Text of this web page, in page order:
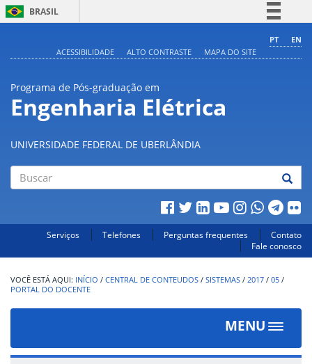
BRASIL
Comunica BR
Acesso à informação
Legislação
PT
EN
ACESSIBILIDADE
ALTO CONTRASTE MAPA DO SITE
Programa de Pós-graduação em
Engenharia Elétrica
UNIVERSIDADE FEDERAL DE UBERLÂNDIA
Serviços Telefones Perguntas frequentes
Contato
Fale conosco
INÍCIO / CENTRAL DE CONTEUDOS / SISTEMAS / 2017 / 05 /
PORTAL DO DOCENTE
MENU
Toggle